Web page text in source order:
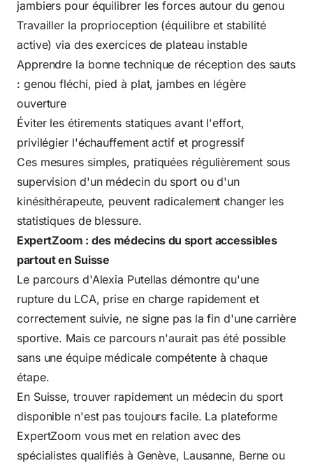
jambiers pour équilibrer les forces autour du genou
Travailler la proprioception (équilibre et stabilité
active) via des exercices de plateau instable
Apprendre la bonne technique de réception des sauts
: genou fléchi, pied à plat, jambes en légère
ouverture
Éviter les étirements statiques avant l'effort,
privilégier l'échauffement actif et progressif
Ces mesures simples, pratiquées régulièrement sous
supervision d'un médecin du sport ou d'un
kinésithérapeute, peuvent radicalement changer les
statistiques de blessure.
ExpertZoom : des médecins du sport accessibles
partout en Suisse
Le parcours d'Alexia Putellas démontre qu'une
rupture du LCA, prise en charge rapidement et
correctement suivie, ne signe pas la fin d'une carrière
sportive. Mais ce parcours n'aurait pas été possible
sans une équipe médicale compétente à chaque
étape.
En Suisse, trouver rapidement un médecin du sport
disponible n'est pas toujours facile. La plateforme
ExpertZoom vous met en relation avec des
spécialistes qualifiés à Genève, Lausanne, Berne ou